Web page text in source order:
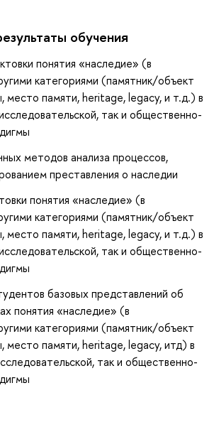
обучения
понятия «наследие» (в
категориями (памятник/объект
место памяти, heritage, legacy, и т.д.) в
так и общественно-
методов анализа процессов,
преставления о наследии
понятия «наследие» (в
категориями (памятник/объект
место памяти, heritage, legacy, и т.д.) в
так и общественно-
базовых представлений об
понятия «наследие» (в
категориями (памятник/объект
место памяти, heritage, legacy, итд) в
так и общественно-